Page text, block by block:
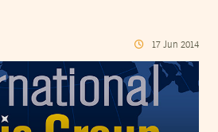
17 Jun 2014